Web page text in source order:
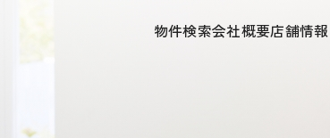
物件検索会社概要店舗情報